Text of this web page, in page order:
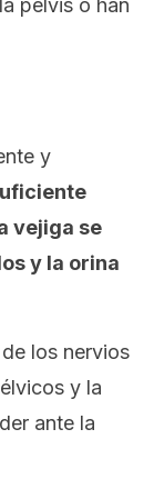
pelvis o han
y
vejiga se
y la orina
los nervios
y la
ante la